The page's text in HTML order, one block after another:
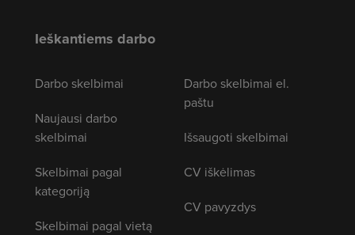
Ieškantiems darbo
Darbo skelbimai
Naujausi darbo
skelbimai
Skelbimai pagal
kategoriją
Skelbimai pagal vietą
Darbo skelbimai el.
paštu
Išsaugoti skelbimai
CV iškėlimas
CV pavyzdys